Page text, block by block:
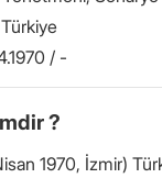
/ -
?
1970, İzmir)